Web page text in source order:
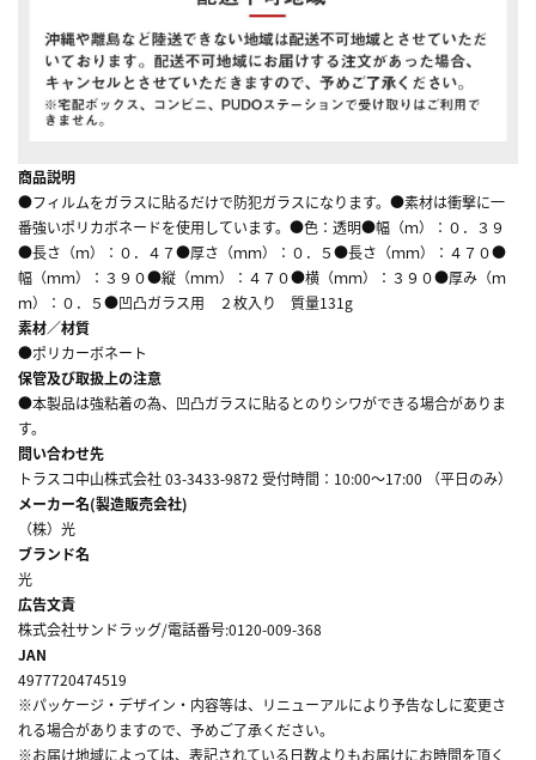
商品説明
●フィルムをガラスに貼るだけで防犯ガラスになります。●素材は衝撃に一
番強いポリカボネードを使用しています。●色：透明●幅（ｍ）：０．３９
●長さ（ｍ）：０．４７●厚さ（ｍｍ）：０．５●長さ（ｍｍ）：４７０●
幅（ｍｍ）：３９０●縦（ｍｍ）：４７０●横（ｍｍ）：３９０●厚み（ｍ
ｍ）：０．５●凹凸ガラス用 ２枚入り 質量131g
素材／材質
●ポリカーボネート
保管及び取扱上の注意
●本製品は強粘着の為、凹凸ガラスに貼るとのりシワができる場合がありま
す。
問い合わせ先
トラスコ中山株式会社 03-3433-9872 受付時間：10:00～17:00 （平日のみ）
メーカー名(製造販売会社)
（株）光
ブランド名
光
広告文責
株式会社サンドラッグ/電話番号:0120-009-368
JAN
4977720474519
※パッケージ・デザイン・内容等は、リニューアルにより予告なしに変更さ
れる場合がありますので、予めご了承ください。
※お届け地域によっては、表記されている日数よりもお届けにお時間を頂く